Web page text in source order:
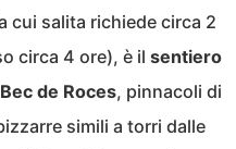
cui salita richiede circa 2
circa 4 ore), è il sentiero
de Roces, pinnacoli di
simili a torri dalle